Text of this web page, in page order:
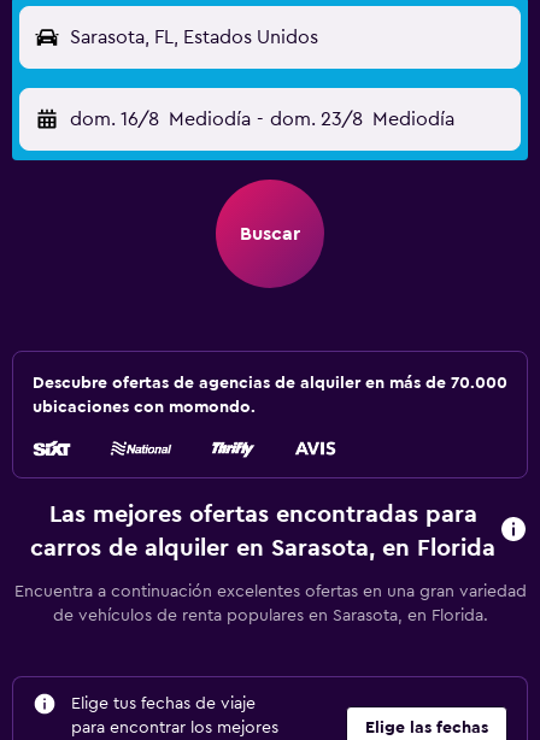
Sarasota, FL, Estados Unidos
dom. 16/8 Mediodía - dom. 23/8 Mediodía
Buscar
Descubre ofertas de agencias de alquiler en más de 70.000
ubicaciones con momondo.
Las mejores ofertas encontradas para
carros de alquiler en Sarasota, en Florida
Encuentra a continuación excelentes ofertas en una gran variedad
de vehículos de renta populares en Sarasota, en Florida.
Elige tus fechas de viaje
para encontrar los mejores
Elige las fechas